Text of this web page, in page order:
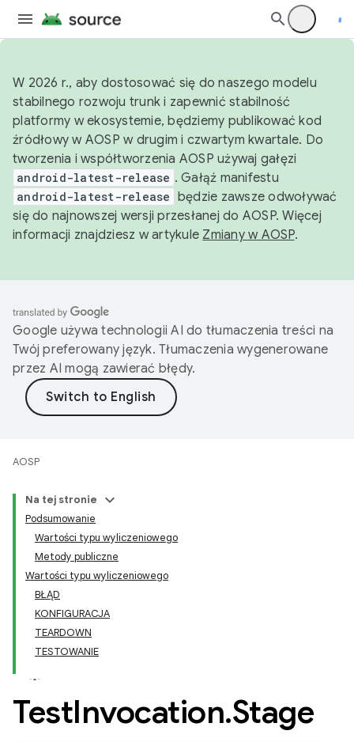
W 2026 r., aby dostosować się do naszego modelu
stabilnego rozwoju trunk i zapewnić stabilność
platformy w ekosystemie, będziemy publikować kod
źródłowy w AOSP w drugim i czwartym kwartale. Do
tworzenia i współtworzenia AOSP używaj gałęzi
android-latest-release . Gałąź manifestu
android-latest-release będzie zawsze odwoływać
się do najnowszej wersji przesłanej do AOSP. Więcej
informacji znajdziesz w artykule Zmiany w AOSP.
Google używa technologii AI do tłumaczenia treści na
Twój preferowany język. Tłumaczenia wygenerowane
przez AI mogą zawierać błędy.
AOSP
Na tej stronie
Podsumowanie
Wartości typu wyliczeniowego
Metody publiczne
Wartości typu wyliczeniowego
BŁĄD
KONFIGURACJA
TEARDOWN
TESTOWANIE
TestInvocation.Stage